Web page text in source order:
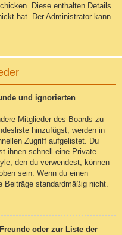
Diese enthalten Details
hat. Der Administrator kann
und ignorierten
Mitglieder des Boards zu
hinzufügst, werden in
Zugriff aufgelistet. Du
ihnen schnell eine Private
den du verwendest, können
sein. Wenn du einen
Beiträge standardmäßig nicht.
oder zur Liste der